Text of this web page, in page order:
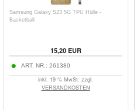
Samsung Galaxy S23 5G TPU Hülle -
Basketball
15,20EUR
ART. NR.: 261380
inkl. 19 % MwSt. zzgl.
VERSANDKOSTEN